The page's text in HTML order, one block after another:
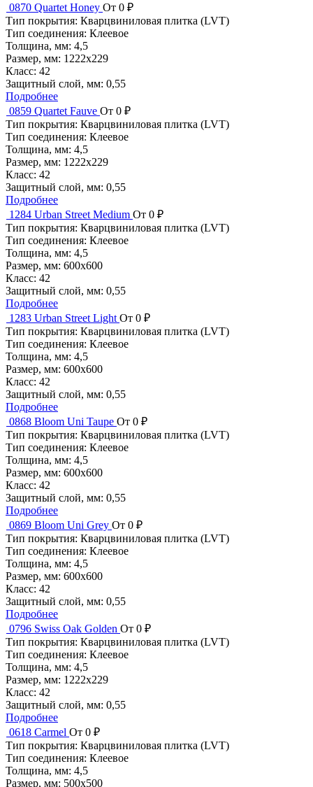
0870 Quartet Honey От 0 ₽
Тип покрытия: Кварцвиниловая плитка (LVT)
Тип соединения: Клеевое
Толщина, мм: 4,5
Размер, мм: 1222x229
Класс: 42
Защитный слой, мм: 0,55
Подробнее
0859 Quartet Fauve От 0 ₽
Тип покрытия: Кварцвиниловая плитка (LVT)
Тип соединения: Клеевое
Толщина, мм: 4,5
Размер, мм: 1222x229
Класс: 42
Защитный слой, мм: 0,55
Подробнее
1284 Urban Street Medium От 0 ₽
Тип покрытия: Кварцвиниловая плитка (LVT)
Тип соединения: Клеевое
Толщина, мм: 4,5
Размер, мм: 600x600
Класс: 42
Защитный слой, мм: 0,55
Подробнее
1283 Urban Street Light От 0 ₽
Тип покрытия: Кварцвиниловая плитка (LVT)
Тип соединения: Клеевое
Толщина, мм: 4,5
Размер, мм: 600x600
Класс: 42
Защитный слой, мм: 0,55
Подробнее
0868 Bloom Uni Taupe От 0 ₽
Тип покрытия: Кварцвиниловая плитка (LVT)
Тип соединения: Клеевое
Толщина, мм: 4,5
Размер, мм: 600x600
Класс: 42
Защитный слой, мм: 0,55
Подробнее
0869 Bloom Uni Grey От 0 ₽
Тип покрытия: Кварцвиниловая плитка (LVT)
Тип соединения: Клеевое
Толщина, мм: 4,5
Размер, мм: 600x600
Класс: 42
Защитный слой, мм: 0,55
Подробнее
0796 Swiss Oak Golden От 0 ₽
Тип покрытия: Кварцвиниловая плитка (LVT)
Тип соединения: Клеевое
Толщина, мм: 4,5
Размер, мм: 1222x229
Класс: 42
Защитный слой, мм: 0,55
Подробнее
0618 Carmel От 0 ₽
Тип покрытия: Кварцвиниловая плитка (LVT)
Тип соединения: Клеевое
Толщина, мм: 4,5
Размер, мм: 500x500